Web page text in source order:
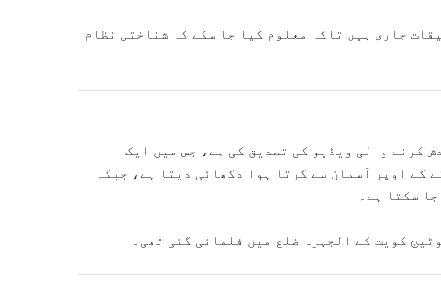
جاری ہیں تاکہ معلوم کیا جا سکے کہ شناختی نظام
کرنے والی ویڈیو کی تصدیق کی ہے، جس میں ایک
کے اوپر آسمان سے گرتا ہوا دکھائی دیتا ہے، جبکہ
سکتا ہے۔
کویت کے الجہرہ ضلع میں فلمائی گئی تھی۔